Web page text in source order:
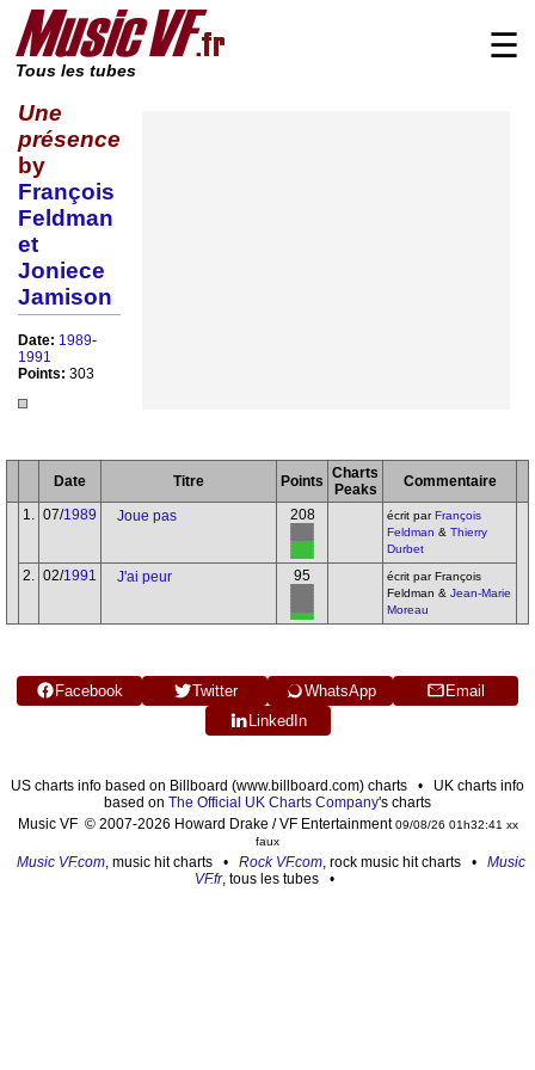
Tous les tubes
☰
Une
présence
by
François
Feldman
et
Joniece
Jamison
Date: 1989-
1991
Points: 303
Date Titre Points Charts
Peaks
Commentaire
1.
07/1989 Joue pas 208 écrit parFrançois
Feldman & Thierry
Durbet
2. 02/1991 J'ai peur 95
écrit par François
Feldman & Jean-Marie
Moreau
Facebook Twitter WhatsApp
Email
LinkedIn
US charts info based on Billboard (www.billboard.com) charts • UK charts info
based on The Official UK Charts Company's charts
Music VF © 2007-2026 Howard Drake / VF Entertainment09/08/26 01h32:41 xx
faux
Music VF.com , music hit charts • Rock VF.com , rock music hit charts • Music
VF.fr, tous les tubes •